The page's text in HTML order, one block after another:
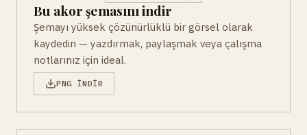
Bu akor şemasını indir
Şemayı yüksek çözünürlüklü bir görsel olarak
kaydedin — yazdırmak, paylaşmak veya çalışma
notlarınız için ideal.
PNG INDIR